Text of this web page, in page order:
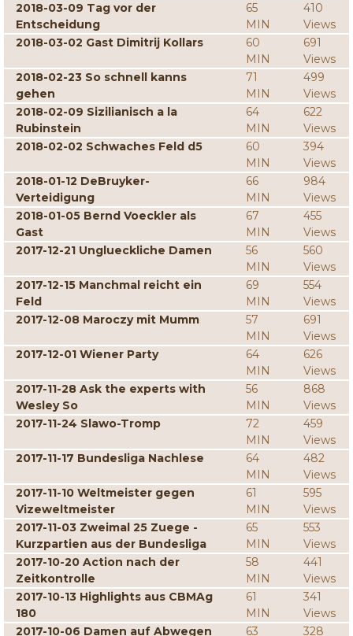
2018-03-09 Tag vor der
Entscheidung
65
MIN
410
Views
2018-03-02 Gast Dimitrij Kollars
60
MIN
691
Views
2018-02-23 So schnell kanns
gehen
71
MIN
499
Views
2018-02-09 Sizilianisch a la
Rubinstein
64
MIN
622
Views
2018-02-02 Schwaches Feld d5
60
MIN
394
Views
2018-01-12 DeBruyker-
Verteidigung
66
MIN
984
Views
2018-01-05 Bernd Voeckler als
Gast
67
MIN
455
Views
2017-12-21 Unglueckliche Damen
56
MIN
560
Views
2017-12-15 Manchmal reicht ein
Feld
69
MIN
554
Views
2017-12-08 Maroczy mit Mumm
57
MIN
691
Views
2017-12-01 Wiener Party
64
MIN
626
Views
2017-11-28 Ask the experts with
Wesley So
56
MIN
868
Views
2017-11-24 Slawo-Tromp
72
MIN
459
Views
2017-11-17 Bundesliga Nachlese
64
MIN
482
Views
2017-11-10 Weltmeister gegen
Vizeweltmeister
61
MIN
595
Views
2017-11-03 Zweimal 25 Zuege -
Kurzpartien aus der Bundesliga
65
MIN
553
Views
2017-10-20 Action nach der
Zeitkontrolle
58
MIN
441
Views
2017-10-13 Highlights aus CBMAg
180
61
MIN
341
Views
2017-10-06 Damen auf Abwegen
63 328